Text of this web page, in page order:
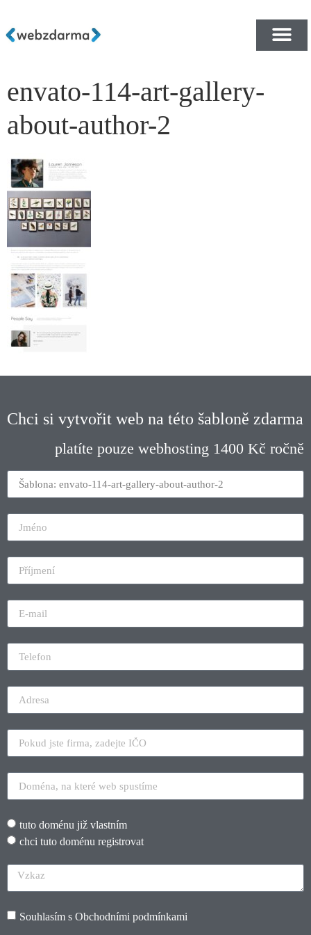
envato-114-art-gallery-
about-author-2
Chci si vytvořit web na této šabloně zdarma
platíte pouze webhosting 1400 Kč ročně
tuto doménu již vlastním
chci tuto doménu registrovat
Souhlasím s Obchodními podmínkami